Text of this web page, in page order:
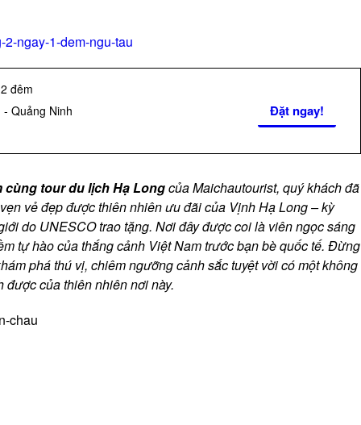
đêm
- Quảng Ninh
Đặt ngay!
cùng tour du lịch Hạ Longcủa Maichautourist, quý khách đã
vẻ đẹp được thiên nhiên ưu đãi của Vịnh Hạ Long – kỳ
do UNESCO trao tặng. Nơi đây được coi là viên ngọc sáng
tự hào của thắng cảnh Việt Nam trước bạn bè quốc tế. Đừng
phá thú vị, chiêm ngưỡng cảnh sắc tuyệt vời có một không
được của thiên nhiên nơi này.